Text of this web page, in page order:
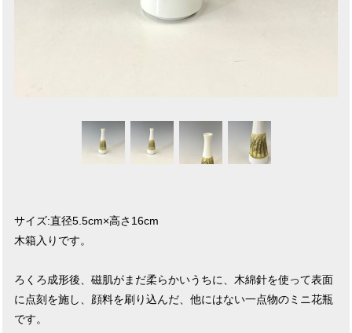
サイズ:直径5.5cm×高さ16cm
木箱入りです。
ろくろ成形後、磁肌がまだ柔らかいうちに、木綿針を使って表面
に点刻を施し、顔料を刷り込んだ、他にはない一点物のミニ花瓶
です。